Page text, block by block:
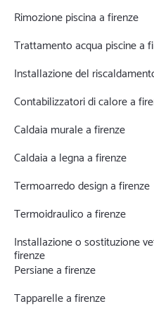
Rimozione piscina a firenze
Trattamento acqua piscine a
Installazione del
Contabilizzatori di calore a
Caldaia murale a firenze
Caldaia a legna a firenze
Termoarredo design a firenze
Termoidraulico a firenze
Installazione o sostituzione
firenze
Persiane a firenze
Tapparelle a firenze